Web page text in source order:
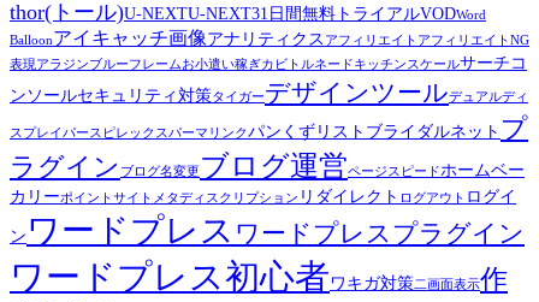
thor(トール)U-NEXTU-NEXT31日間無料トライアルVODWord
Balloonアイキャッチ画像アナリティクス アフィリエイト アフィリエイトNG
表現アラジンブルーフレームお小遣い稼ぎカビトルネードキッチンスケールサーチコ
ンソールセキュリティ対策タイガーデザインツールデュアルディ
スプレイ パースピレックス パーマリンクパンくずリスト ブライダルネット プ
ラグイン ブログ名変更 ブログ運営ページスピードホームベー
カリーポイントサイト メタディスクリプション リダイレクト ログアウト ログイ
ン ワードプレス ワードプレスプラグイン
ワードプレス初心者ワキガ対策二画面表示作